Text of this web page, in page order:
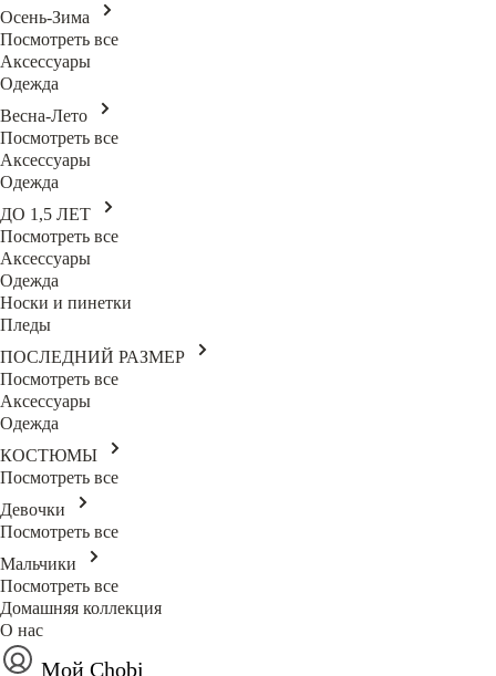
Осень-Зима
Посмотреть все
Аксессуары
Одежда
Весна-Лето
Посмотреть все
Аксессуары
Одежда
ДО 1,5 ЛЕТ
Посмотреть все
Аксессуары
Одежда
Носки и пинетки
Пледы
ПОСЛЕДНИЙ РАЗМЕР
Посмотреть все
Аксессуары
Одежда
КОСТЮМЫ
Посмотреть все
Девочки
Посмотреть все
Мальчики
Посмотреть все
Домашняя коллекция
О нас
Мой Chobi